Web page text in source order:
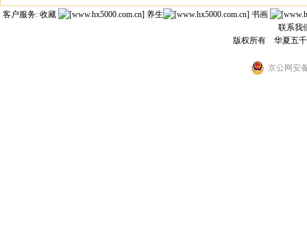
客户服务: 收藏 养生
书画
联系我
版权所有 华夏五
京公网安